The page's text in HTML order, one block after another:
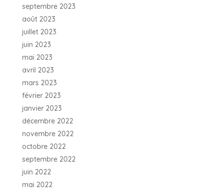
septembre 2023
août 2023
juillet 2023
juin 2023
mai 2023
avril 2023
mars 2023
février 2023
janvier 2023
décembre 2022
novembre 2022
octobre 2022
septembre 2022
juin 2022
mai 2022